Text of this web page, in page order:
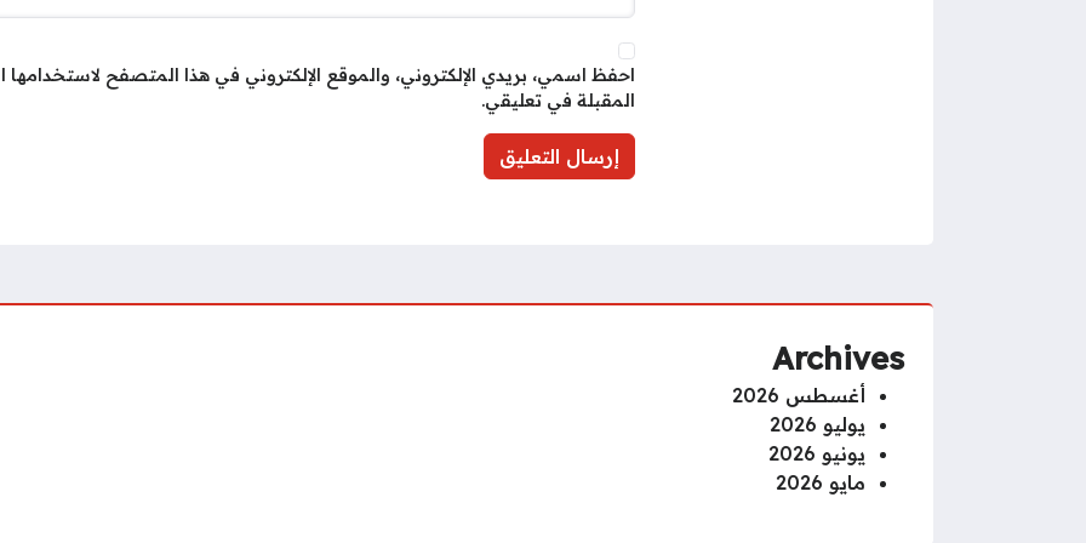
احفظ اسمي، بريدي الإلكتروني، والموقع الإلكتروني في هذا المتصفح لاستخدامها
المقبلة في تعليقي.
Archives
أغسطس 2026
يوليو 2026
يونيو 2026
مايو 2026